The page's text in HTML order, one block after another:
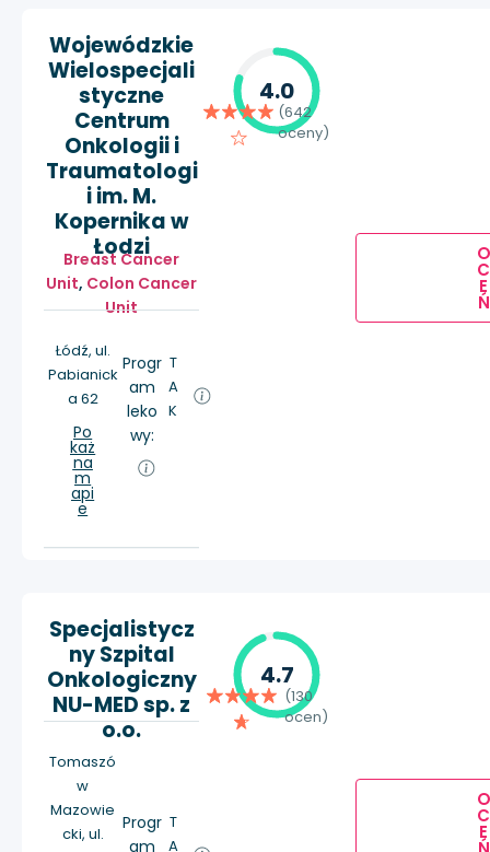
Wojewódzkie
Wielospecjali
styczne
Centrum
Onkologii i
Traumatologi
i im. M.
Kopernika w
Łodzi
Breast Cancer
Unit, Colon Cancer
Unit
Łódź, ul.
Pabianick
a 62
Po
każ
na
m
api
e
Progr
am
leko
wy:
T
A
K
4.0
(642
oceny)
O
C
E
Ń
Specjalistycz
ny Szpital
Onkologiczny
NU-MED sp. z
o.o.
Tomaszó
w
Mazowie
cki, ul.
Progr
am
T
A
4.7
(130
ocen)
O
C
E